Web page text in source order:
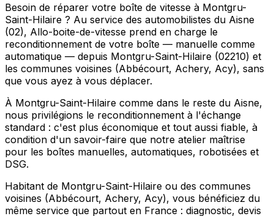
Besoin de réparer votre boîte de vitesse à Montgru-
Saint-Hilaire ? Au service des automobilistes du Aisne
(02), Allo-boite-de-vitesse prend en charge le
reconditionnement de votre boîte — manuelle comme
automatique — depuis Montgru-Saint-Hilaire (02210) et
les communes voisines (Abbécourt, Achery, Acy), sans
que vous ayez à vous déplacer.
À Montgru-Saint-Hilaire comme dans le reste du Aisne,
nous privilégions le reconditionnement à l'échange
standard : c'est plus économique et tout aussi fiable, à
condition d'un savoir-faire que notre atelier maîtrise
pour les boîtes manuelles, automatiques, robotisées et
DSG.
Habitant de Montgru-Saint-Hilaire ou des communes
voisines (Abbécourt, Achery, Acy), vous bénéficiez du
même service que partout en France : diagnostic, devis